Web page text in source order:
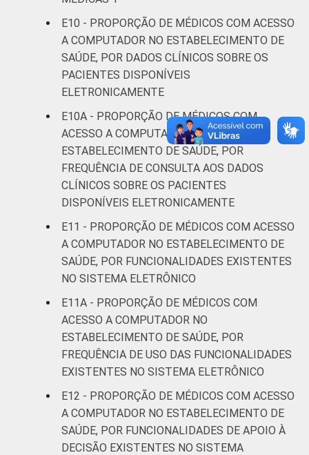
E10 - PROPORÇÃO DE MÉDICOS COM ACESSO
A COMPUTADOR NO ESTABELECIMENTO DE
SAÚDE, POR DADOS CLÍNICOS SOBRE OS
PACIENTES DISPONÍVEIS
ELETRONICAMENTE
E10A - PROPORÇÃO DE MÉDICOS COM
ACESSO A COMPUTADOR NO
ESTABELECIMENTO DE SAÚDE, POR
FREQUÊNCIA DE CONSULTA AOS DADOS
CLÍNICOS SOBRE OS PACIENTES
DISPONÍVEIS ELETRONICAMENTE
E11 - PROPORÇÃO DE MÉDICOS COM ACESSO
A COMPUTADOR NO ESTABELECIMENTO DE
SAÚDE, POR FUNCIONALIDADES EXISTENTES
NO SISTEMA ELETRÔNICO
E11A - PROPORÇÃO DE MÉDICOS COM
ACESSO A COMPUTADOR NO
ESTABELECIMENTO DE SAÚDE, POR
FREQUÊNCIA DE USO DAS FUNCIONALIDADES
EXISTENTES NO SISTEMA ELETRÔNICO
E12 - PROPORÇÃO DE MÉDICOS COM ACESSO
A COMPUTADOR NO ESTABELECIMENTO DE
SAÚDE, POR FUNCIONALIDADES DE APOIO À
DECISÃO EXISTENTES NO SISTEMA